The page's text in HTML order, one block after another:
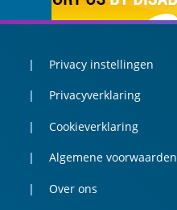
Privacy instellingen
Privacyverklaring
Cookieverklaring
Algemene voorwaarden
Over ons